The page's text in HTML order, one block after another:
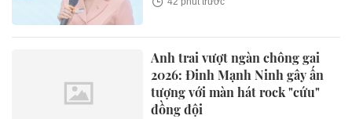
Anh trai vượt ngàn chông gai
2026: Đinh Mạnh Ninh gây ấn
tượng với màn hát rock "cứu"
đồng đội